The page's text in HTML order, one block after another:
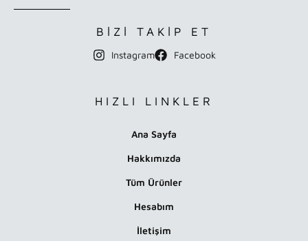
BİZİ TAKİP ET
Instagram Facebook
HIZLI LINKLER
Ana Sayfa
Hakkımızda
Tüm Ürünler
Hesabım
İletişim